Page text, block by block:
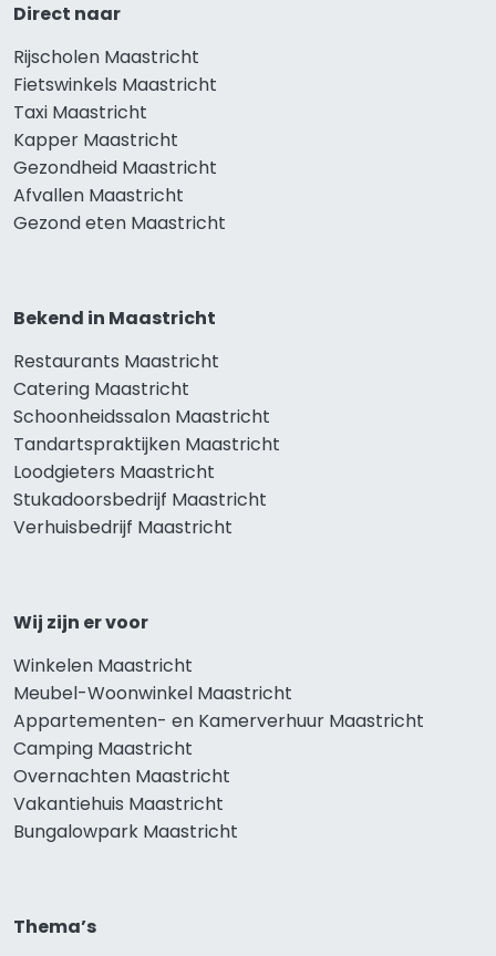
Direct naar
Rijscholen Maastricht
Fietswinkels Maastricht
Taxi Maastricht
Kapper Maastricht
Gezondheid Maastricht
Afvallen Maastricht
Gezond eten Maastricht
Bekend in Maastricht
Restaurants Maastricht
Catering Maastricht
Schoonheidssalon Maastricht
Tandartspraktijken Maastricht
Loodgieters Maastricht
Stukadoorsbedrijf Maastricht
Verhuisbedrijf Maastricht
Wij zijn er voor
Winkelen Maastricht
Meubel-Woonwinkel Maastricht
Appartementen- en Kamerverhuur Maastricht
Camping Maastricht
Overnachten Maastricht
Vakantiehuis Maastricht
Bungalowpark Maastricht
Thema’s